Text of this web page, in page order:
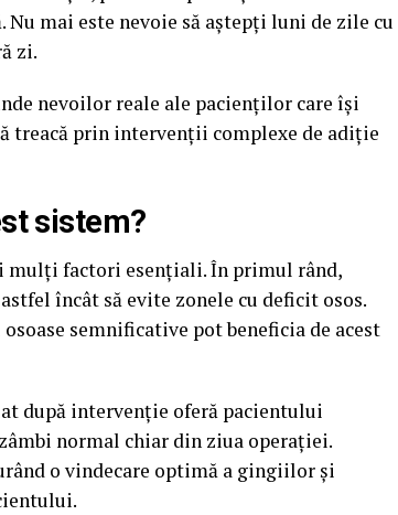
mai este nevoie să aștepți luni de zile cu
zi.
nevoilor reale ale pacienților care își
treacă prin intervenții complexe de adiție
sistem?
mulți factori esențiali. În primul rând,
încât să evite zonele cu deficit osos.
semnificative pot beneficia de acest
după intervenție oferă pacientului
normal chiar din ziua operației.
o vindecare optimă a gingiilor și